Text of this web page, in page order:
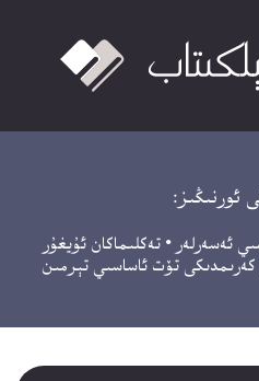
ئورنىڭىز:
ئەسەرلەر •تەكلىماكان ئۇيغۇر
تۆت ئاساسىي تېرمىن